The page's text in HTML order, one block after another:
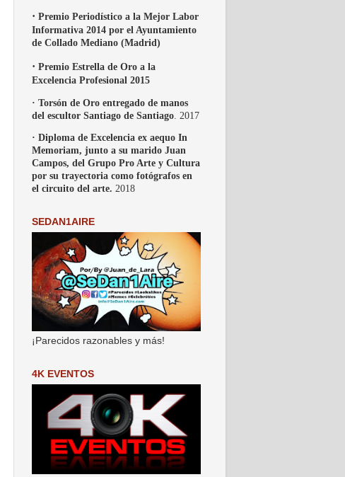
· Premio Periodístico a la Mejor Labor
Informativa 2014 por el Ayuntamiento
de Collado Mediano (Madrid)
· Premio Estrella de Oro a la
Excelencia Profesional 2015
· Torsón de Oro entregado de manos
del escultor Santiago de Santiago . 2017
· Diploma de Excelencia ex aequo In
Memoriam, junto a su marido Juan
Campos, del Grupo Pro Arte y Cultura
por su trayectoria como fotógrafos en
el circuito del arte. 2018
SEDAN1AIRE
¡Parecidos razonables y más!
4K EVENTOS